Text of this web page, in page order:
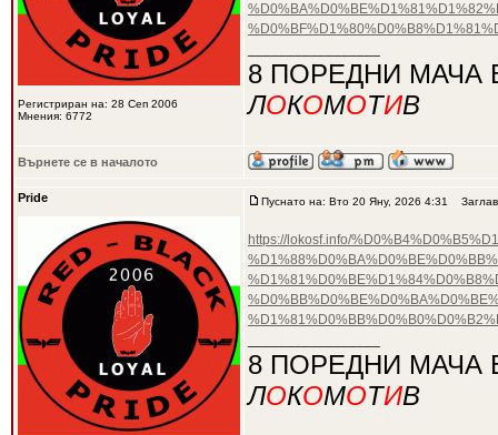
Регистриран на: 28 Сеп 2006
Мнения: 6772
8 ПОРЕДНИ МАЧА
ЛОКОМОТИВ
Върнете се в началото
Pride Пуснато на: Вто 20 Яну, 2026 4:31
https://lokosf.info/
8 ПОРЕДНИ МАЧА
ЛОКОМОТИВ